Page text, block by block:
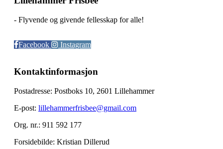
- Flyvende og givende fellesskap for alle!
Facebook Instagram
Kontaktinformasjon
Postadresse: Postboks 10, 2601 Lillehammer
E-post: lillehammerfrisbee@gmail.com
Org. nr.: 911 592 177
Forsidebilde: Kristian Dillerud